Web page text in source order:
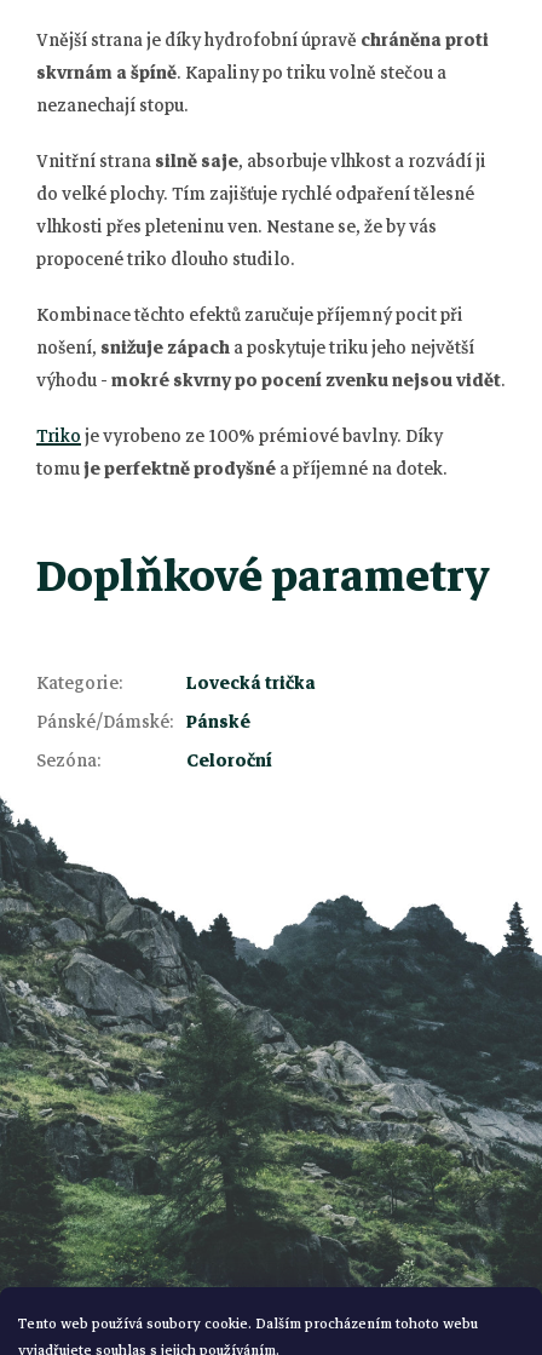
Tento web používá soubory cookie. Dalším procházením tohoto webu
Vnější strana je díky hydrofobní úpravě chráněna proti
skvrnám a špíně. Kapaliny po triku volně stečou a
nezanechají stopu.
Vnitřní stranasilně saje, absorbuje vlhkost a rozvádí ji
do velké plochy. Tím zajišťuje rychlé odpaření tělesné
vlhkosti přes pleteninu ven. Nestane se, že by vás
propocené triko dlouho studilo.
Kombinace těchto efektů zaručuje příjemný pocit při
nošení, snižuje zápacha poskytuje triku jeho největší
výhodu -mokré skvrny po pocení zvenku nejsou vidět.
Trikoje vyrobeno ze 100% prémiové bavlny. Díky
tomuje perfektně prodyšnéa příjemné na dotek.
Doplňkové parametry
Kategorie:
Lovecká trička
Pánské/Dámské: Pánské
Sezóna: Celoroční
á
p
a
t
í